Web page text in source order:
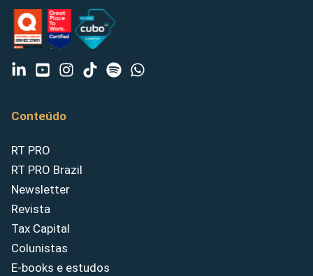
Conteúdo
RT PRO
RT PRO Brazil
Newsletter
Revista
Tax Capital
Colunistas
E-books e estudos